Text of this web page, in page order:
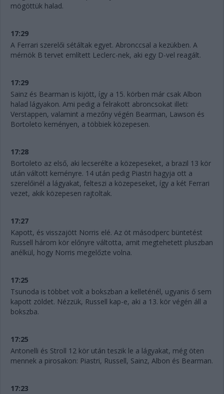
mögöttük halad.
17:29
A Ferrari szerelői sétáltak egyet. Abronccsal a kezükben. A
mérnök B tervet említett Leclerc-nek, aki egy D-vel reagált.
17:29
Sainz és Bearman is kijött, így a 15. körben már csak Albon
halad lágyakon. Ami pedig a felrakott abroncsokat illeti:
Verstappen, valamint a mezőny végén Bearman, Lawson és
Bortoleto keményen, a többiek közepesen.
17:28
Bortoleto az első, aki lecserélte a közepeseket, a brazil 13 kör
után váltott keményre. 14 után pedig Piastri hagyja ott a
szerelőinél a lágyakat, felteszi a közepeseket, így a két Ferrari
vezet, akik közepesen rajtoltak.
17:27
Kapott, és visszajött Norris elé. Az öt másodperc büntetést
Russell három kör előnyre váltotta, amit megtehetett pluszban
anélkül, hogy Norris megelőzte volna.
17:25
Tsunoda is többet volt a bokszban a kelleténél, ugyanis ő sem
kapott zöldet. Nézzük, Russell kap-e, aki a 13. kör végén áll a
bokszba.
17:25
Antonelli és Stroll 12 kör után teszik le a lágyakat, még öten
mennek a pirosakon: Piastri, Russell, Sainz, Albon és Bearman.
17:23